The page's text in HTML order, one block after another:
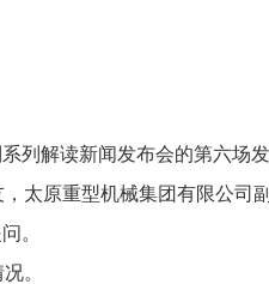
列解读新闻发布会的第六场发
太原重型机械集团有限公司
。
。